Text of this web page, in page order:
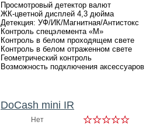
Просмотровый детектор валют
ЖК-цветной дисплей 4,3 дюйма
Детекция: УФ/ИК/Магнитная/Антистокс
Контроль спецэлемента «М»
Контроль в белом проходящем свете
Контроль в белом отраженном свете
Геометрический контроль
Возможность подключения аксессуаров
DoCash mini IR
Нет